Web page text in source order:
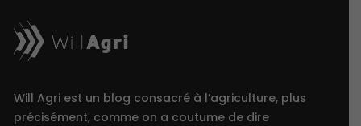
Will Agri est un blog consacré à l’agriculture, plus
précisément, comme on a coutume de dire